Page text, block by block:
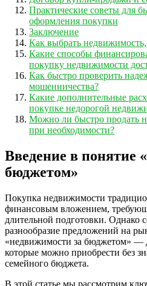
Практические советы для
оформления покупки
Заключение
Как выбрать
Какие способы
покупку недвижимости
Как быстро проверить
мошенничества?
Какие дополнительные
покупке недорогой
Можно ли быстро продать
при необходимости?
Введение в понятие
бюджетом»
Покупка недвижимости
финансовым вложением,
длительной подготовки. Однако
разнообразие предложений на
«недвижимости за бюджетом» —
которые можно приобрести без
семейного бюджета.
В этой статье мы рассмотрим